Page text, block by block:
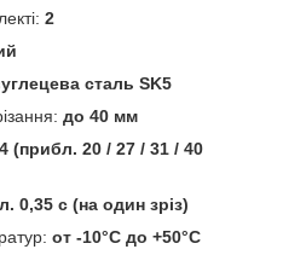
2
сталь SK5
до 40 мм
4 (прибл. 20 / 27 / 31 / 40
0,35 с (на один зріз)
от -10°C до +50°C